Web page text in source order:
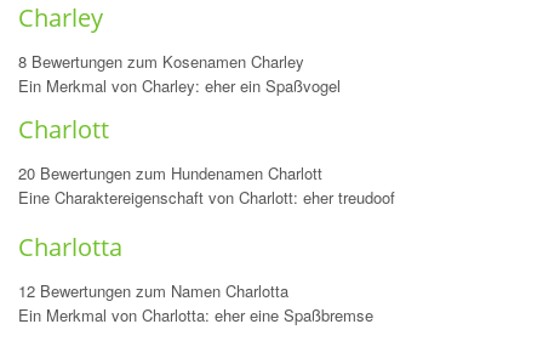
Charley
8 Bewertungen zum Kosenamen Charley
Ein Merkmal von Charley: eher ein Spaßvogel
Charlott
20 Bewertungen zum Hundenamen Charlott
Eine Charaktereigenschaft von Charlott: eher treudoof
Charlotta
12 Bewertungen zum Namen Charlotta
Ein Merkmal von Charlotta: eher eine Spaßbremse